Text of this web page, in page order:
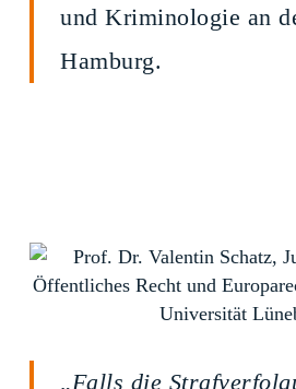
und Kriminologie an
Hamburg.
„Falls die